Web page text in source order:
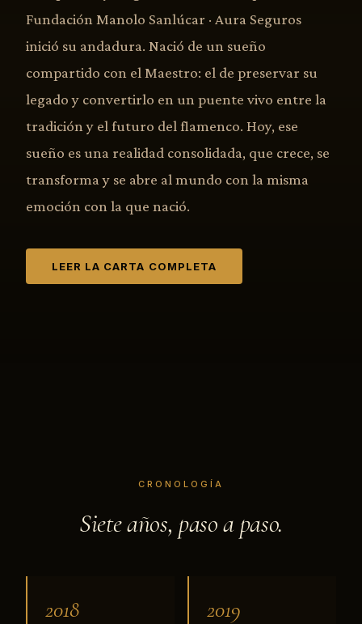
Fundación Manolo Sanlúcar · Aura Seguros
inició su andadura. Nació de un sueño
compartido con el Maestro: el de preservar su
legado y convertirlo en un puente vivo entre la
tradición y el futuro del flamenco. Hoy, ese
sueño es una realidad consolidada, que crece, se
transforma y se abre al mundo con la misma
emoción con la que nació.
LEER LA CARTA COMPLETA
CRONOLOGÍA
Siete años, paso a paso.
2018 2019